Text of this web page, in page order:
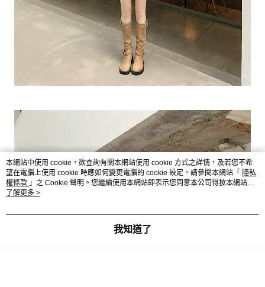
本網站中使用 cookie，欲查詢有關本網站使用 cookie 方式之詳情，及若您不希
望在電腦上使用 cookie 時應如何變更電腦的 cookie 設定，請參閱本網站「 隱私
權條款 」之 Cookie 聲明。您繼續使用本網站即表示您同意本公司得按本網站使
用條款之 Cookie 聲明使用 cookie。
了解更多 >
我知道了